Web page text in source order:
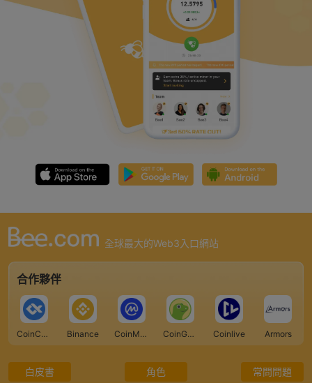
d
e
o
全球最大的Web3入口網站
合作夥伴
CoinCarp Binance CoinMarketCap CoinGecko Coinlive Armors
白皮書 角色 常問問題